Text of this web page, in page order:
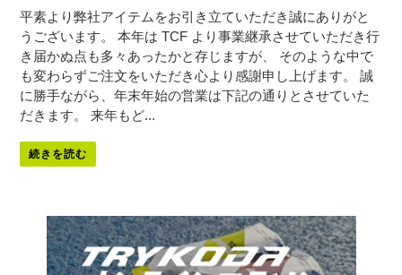
平素より弊社アイテムをお引き立ていただき誠にありがと
うございます。 本年は TCF より事業継承させていただき行
き届かぬ点も多々あったかと存じますが、 そのような中で
も変わらずご注文をいただき心より感謝申し上げます。 誠
に勝手ながら、年末年始の営業は下記の通りとさせていた
だきます。 来年もど...
続きを読む